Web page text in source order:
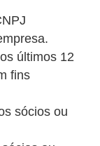
últimos 12
fins
sócios ou